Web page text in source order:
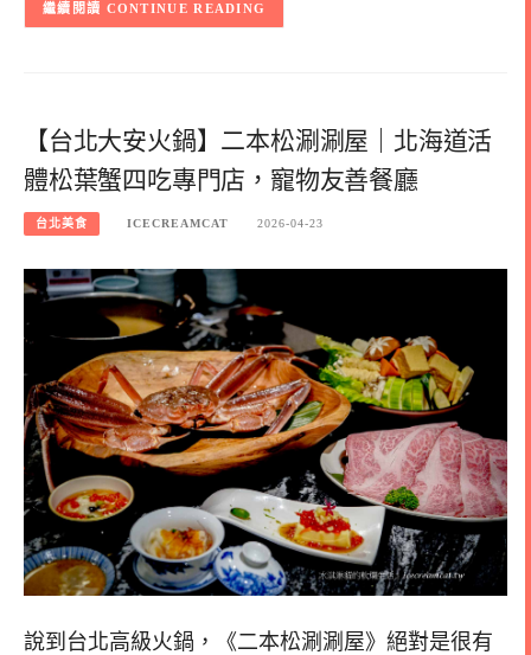
CONTINUE READING
【台北大安火鍋】二本松涮涮屋｜北海道活
體松葉蟹四吃專門店，寵物友善餐廳
台北美食 ICECREAMCAT 2026-04-23
說到台北高級火鍋，《二本松涮涮屋》絕對是很有